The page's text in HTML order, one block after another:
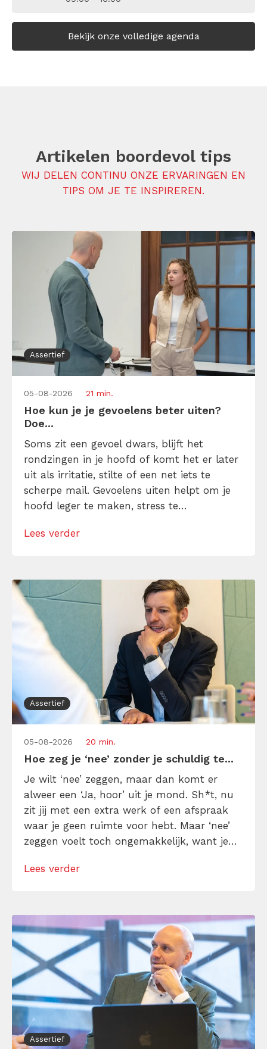
Bekijk onze volledige agenda
Artikelen boordevol tips
WIJ DELEN CONTINU ONZE ERVARINGEN EN
TIPS OM JE TE INSPIREREN.
Assertief
05-08-2026 21 min.
Hoe kun je je gevoelens beter uiten?
Doe...
Soms zit een gevoel dwars, blijft het
rondzingen in je hoofd of komt het er later
uit als irritatie, stilte of een net iets te
scherpe mail. Gevoelens uiten helpt om je
hoofd leger te maken, stress te
Maar hoe doe je dat zonder drama, verwijt
Lees verder
Assertief
05-08-2026 20 min.
Hoe zeg je ‘nee’ zonder je schuldig te...
Je wilt ‘nee’ zeggen, maar dan komt er
alweer een ‘Ja, hoor’ uit je mond. Sh*t, nu
zit jij met een extra werk of een afspraak
waar je geen ruimte voor hebt. Maar ‘nee’
zeggen voelt toch ongemakkelijk, want je
erna. Toch is ‘nee’ soms precies wat je nodig
Lees verder
Assertief